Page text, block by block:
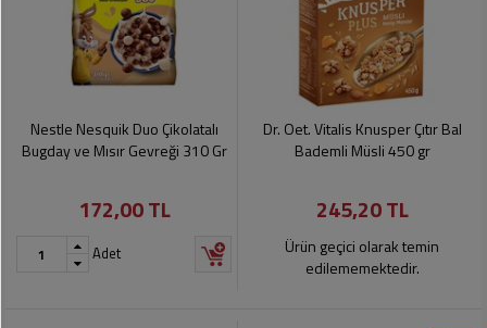
Nestle Nesquik Duo Çikolatalı
Bugday ve Mısır Gevreği 310 Gr
172,00 TL
Adet
Dr. Oet. Vitalis Knusper Çıtır Bal
Bademli Müsli 450 gr
245,20 TL
Ürün geçici olarak temin
edilememektedir.